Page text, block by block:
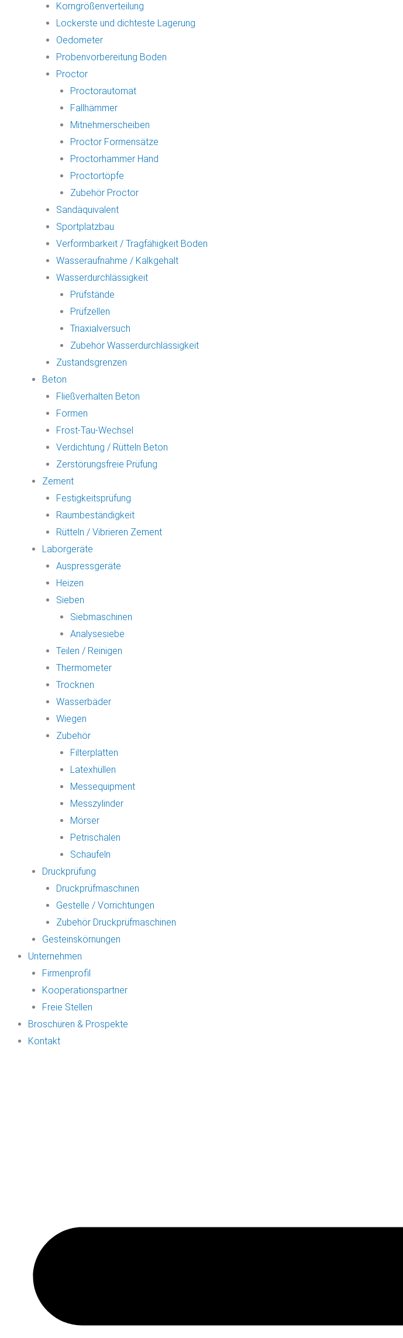
Korngrößenverteilung
Lockerste und dichteste Lagerung
Oedometer
Probenvorbereitung Boden
Proctor
Proctorautomat
Fallhämmer
Mitnehmerscheiben
Proctor Formensätze
Proctorhammer Hand
Proctortöpfe
Zubehör Proctor
Sandäquivalent
Sportplatzbau
Verformbarkeit / Tragfähigkeit Boden
Wasseraufnahme / Kalkgehalt
Wasserdurchlässigkeit
Prüfstände
Prüfzellen
Triaxialversuch
Zubehör Wasserdurchlässigkeit
Zustandsgrenzen
Beton
Fließverhalten Beton
Formen
Frost-Tau-Wechsel
Verdichtung / Rütteln Beton
Zerstörungsfreie Prüfung
Zement
Festigkeitsprüfung
Raumbeständigkeit
Rütteln / Vibrieren Zement
Laborgeräte
Auspressgeräte
Heizen
Sieben
Siebmaschinen
Analysesiebe
Teilen / Reinigen
Thermometer
Trocknen
Wasserbäder
Wiegen
Zubehör
Filterplatten
Latexhüllen
Messequipment
Messzylinder
Mörser
Petrischalen
Schaufeln
Druckprüfung
Druckprüfmaschinen
Gestelle / Vorrichtungen
Zubehör Druckprüfmaschinen
Gesteinskörnungen
Unternehmen
Firmenprofil
Kooperationspartner
Freie Stellen
Broschüren & Prospekte
Kontakt